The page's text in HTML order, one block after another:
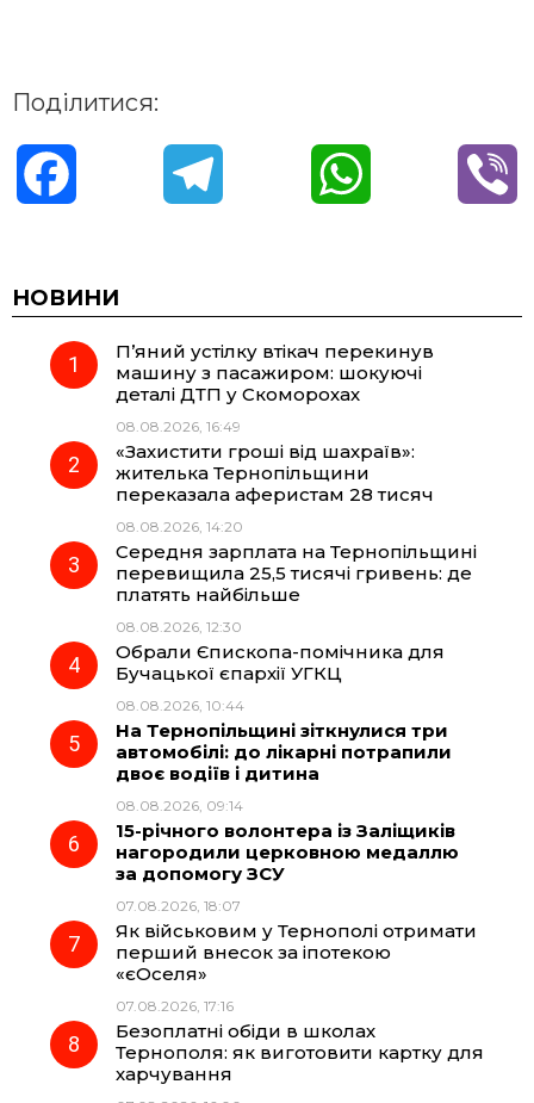
Поділитися:
c
e
o
k
e
g
r
a
m
t
НОВИНИ
П’яний устілку втікач перекинув
машину з пасажиром: шокуючі
деталі ДТП у Скоморохах
08.08.2026, 16:49
«Захистити гроші від шахраїв»:
жителька Тернопільщини
переказала аферистам 28 тисяч
08.08.2026, 14:20
Середня зарплата на Тернопільщині
перевищила 25,5 тисячі гривень: де
платять найбільше
08.08.2026, 12:30
Обрали Єпископа-помічника для
Бучацької єпархії УГКЦ
08.08.2026, 10:44
На Тернопільщині зіткнулися три
автомобілі: до лікарні потрапили
двоє водіїв і дитина
08.08.2026, 09:14
15-річного волонтера із Заліщиків
нагородили церковною медаллю
за допомогу ЗСУ
07.08.2026, 18:07
Як військовим у Тернополі отримати
перший внесок за іпотекою
«єОселя»
07.08.2026, 17:16
Безоплатні обіди в школах
Тернополя: як виготовити картку для
харчування